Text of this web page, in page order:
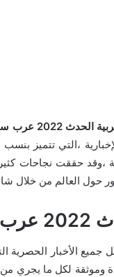
2022 عرب سات
،التي تتميز
حققت نجاحات كثير
حول العالم من خلال
جميع الأخبار الحصرية